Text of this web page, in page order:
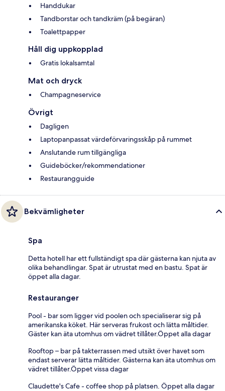
Handdukar
Tandborstar och tandkräm (på begäran)
Toalettpapper
Håll dig uppkopplad
Gratis lokalsamtal
Mat och dryck
Champagneservice
Övrigt
Dagligen
Laptopanpassat värdeförvaringsskåp på rummet
Anslutande rum tillgängliga
Guideböcker/rekommendationer
Restaurangguide
Bekvämligheter
Spa
Detta hotell har ett fullständigt spa där gästerna kan njuta av
olika behandlingar. Spat är utrustat med en bastu. Spat är
öppet alla dagar.
Restauranger
Pool - bar som ligger vid poolen och specialiserar sig på
amerikanska köket. Här serveras frukost och lätta måltider.
Gäster kan äta utomhus om vädret tillåter.Öppet alla dagar
Rooftop – bar på takterrassen med utsikt över havet som
endast serverar lätta måltider. Gästerna kan äta utomhus om
vädret tillåter.Öppet vissa dagar
Claudette's Cafe - coffee shop på platsen. Öppet alla dagar